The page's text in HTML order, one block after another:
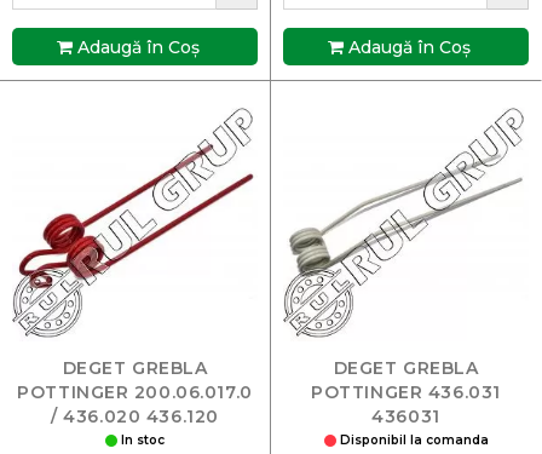
Adaugă în Coş Adaugă în Coş
DEGET GREBLA
POTTINGER 200.06.017.0
/ 436.020 436.120
In stoc
DEGET GREBLA
POTTINGER 436.031
436031
Disponibil la comanda